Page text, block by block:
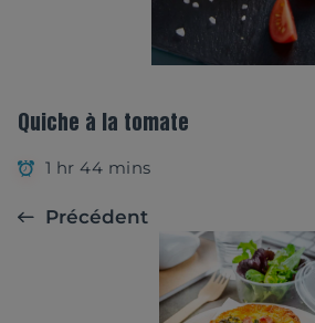
Quiche à la tomate
1 hr 44 mins
Précédent